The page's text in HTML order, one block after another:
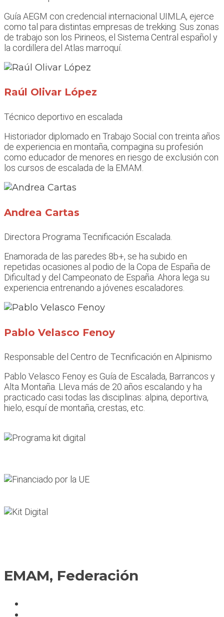
Guía AEGM con credencial internacional UIMLA, ejerce
como tal para distintas empresas de trekking. Sus zonas
de trabajo son los Pirineos, el Sistema Central español y
la cordillera del Atlas marroquí.
Raúl Olivar López
Técnico deportivo en escalada
Historiador diplomado en Trabajo Social con treinta años
de experiencia en montaña, compagina su profesión
como educador de menores en riesgo de exclusión con
los cursos de escalada de la EMAM.
Andrea Cartas
Directora Programa Tecnificación Escalada.
Enamorada de las paredes 8b+, se ha subido en
repetidas ocasiones al podio de la Copa de España de
Dificultad y del Campeonato de España. Ahora lega su
experiencia entrenando a jóvenes escaladores.
Pablo Velasco Fenoy
Responsable del Centro de Tecnificación en Alpinismo
Pablo Velasco Fenoy es Guía de Escalada, Barrancos y
Alta Montaña. Lleva más de 20 años escalando y ha
practicado casi todas las disciplinas: alpina, deportiva,
hielo, esquí de montaña, crestas, etc.
EMAM, Federación